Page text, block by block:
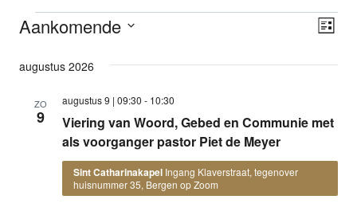
Evenementen
Lijst
Aankomende
een
datum.
augustus 2026
ZO
9
Viering van Woord, Gebed en Communie met
als voorganger pastor Piet de Meyer
augustus 9 | 09:30 - 10:30
Sint Catharinakapel Ingang Klaverstraat, tegenover
huisnummer 35, Bergen op Zoom